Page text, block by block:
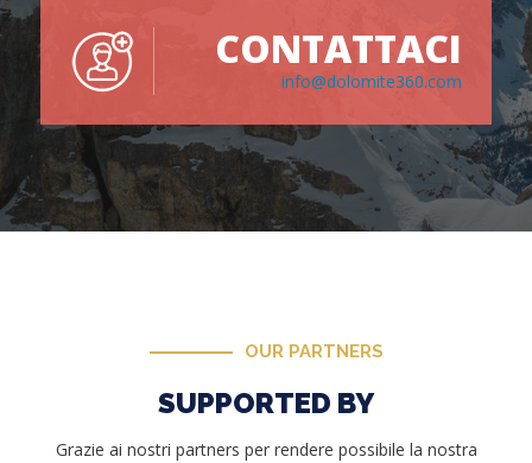
CONTATTACI
info@dolomite360.com
OUR PARTNERS
SUPPORTED BY
Grazie ai nostri partners per rendere possibile la nostra